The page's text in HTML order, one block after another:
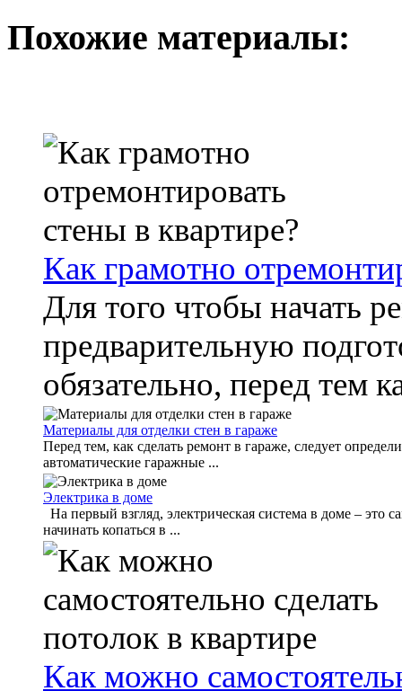
Похожие материалы:
Как грамотно
Для того чтобы начать
предварительную
обязательно, перед тем
Материалы для отделки стен в гараже
Перед тем, как сделать ремонт в гараже, следует
автоматические гаражные ...
Электрика в доме
На первый взгляд, электрическая система в доме –
начинать копаться в ...
Как можно